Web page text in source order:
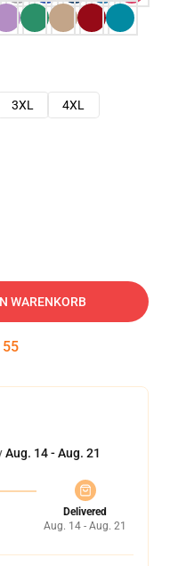
3XL
4XL
WARENKORB
54
Aug. 14 - Aug. 21
Delivered
Aug. 14 - Aug. 21